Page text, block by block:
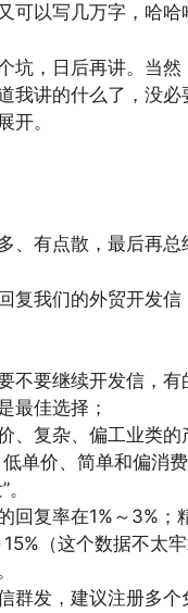
可以写几万字，哈哈
坑，日后再讲。当然
我讲的什么了，没
开。
、有点散，最后再总
复我们的外贸开发信
不要继续开发信，
最佳选择；
、复杂、偏工业类的
低单价、简单和偏消
回复率在1%～3%；
15%（这个数据不太
群发，建议注册多